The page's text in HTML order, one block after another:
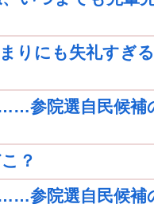
りにも失礼すぎ
参院選自民候補
？
参院選自民候補